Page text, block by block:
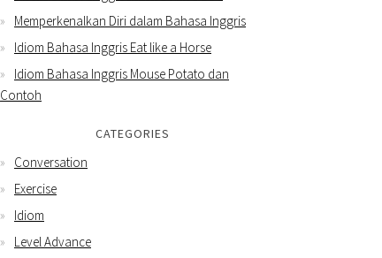
Memperkenalkan Diri dalam Bahasa Inggris
Idiom Bahasa Inggris Eat like a Horse
Idiom Bahasa Inggris Mouse Potato dan
Contoh
CATEGORIES
Conversation
Exercise
Idiom
Level Advance